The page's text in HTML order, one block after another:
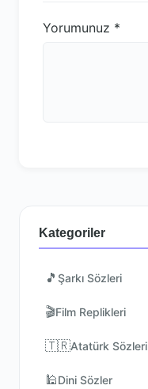
Yorumunuz *
Kategoriler
🎵 Şarkı Sözleri
🎬Film Replikleri
🇹🇷Atatürk Sözleri
🕌Dini Sözler